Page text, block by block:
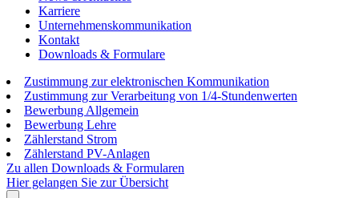
Karriere
Unternehmenskommunikation
Kontakt
Downloads & Formulare
Zustimmung zur elektronischen Kommunikation
Zustimmung zur Verarbeitung von 1/4-Stundenwerten
Bewerbung Allgemein
Bewerbung Lehre
Zählerstand Strom
Zählerstand PV-Anlagen
Zu allen Downloads & Formularen
Hier gelangen Sie zur Übersicht